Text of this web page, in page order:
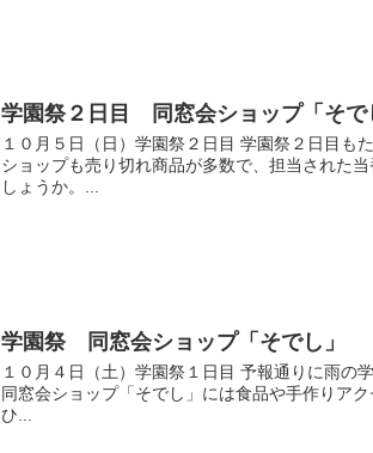
学園祭２日目 同窓会ショップ「そで
１０月５日（日）学園祭２日目 学園祭２日目も
ショップも売り切れ商品が多数で、担当された
しょうか。...
学園祭 同窓会ショップ「そでし」
１０月４日（土）学園祭１日目 予報通りに雨の
同窓会ショップ「そでし」には食品や手作りア
ひ...